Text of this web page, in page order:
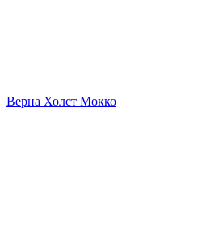
Верна Холст Мокко